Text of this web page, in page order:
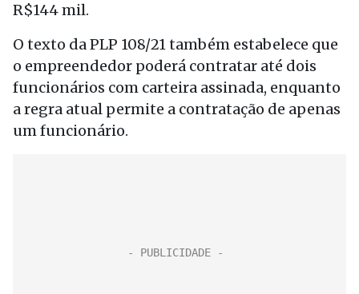
R$144 mil.
O texto da PLP 108/21 também estabelece que
o empreendedor poderá contratar até dois
funcionários com carteira assinada, enquanto
a regra atual permite a contratação de apenas
um funcionário.